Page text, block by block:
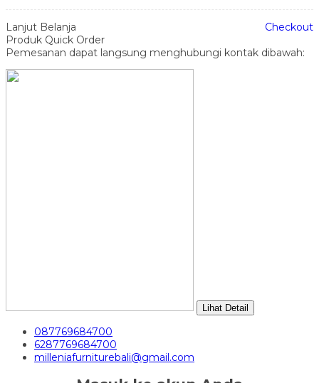
Lanjut Belanja
Checkout
Produk Quick Order
Pemesanan dapat langsung menghubungi kontak dibawah:
Lihat Detail
087769684700
6287769684700
milleniafurniturebali@gmail.com